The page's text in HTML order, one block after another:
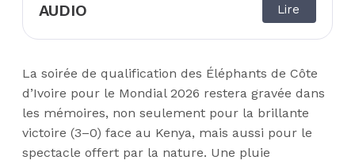
AUDIO
Lire
La soirée de qualification des Éléphants de Côte
d’Ivoire pour le Mondial 2026 restera gravée dans
les mémoires, non seulement pour la brillante
victoire (3–0) face au Kenya, mais aussi pour le
spectacle offert par la nature. Une pluie